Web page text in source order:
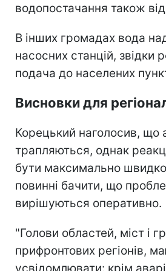
водопостачання також
В інших громадах вода
насосних станцій, звідки
подача до населених
Висновки для
Корецький наголосив, що
трапляються, однак
бути максимально
повинні бачити, що
вирішуються оперативно.
"Голови областей, міст і
прифронтових регіонів,
усвідомлювати: крім